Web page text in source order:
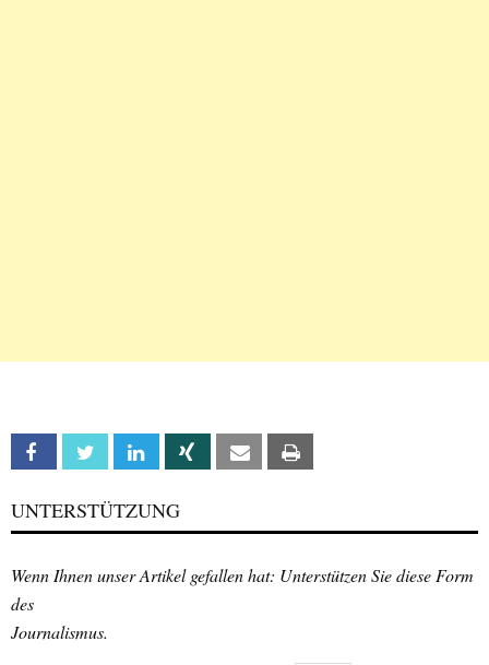
Facebook Twitter Linkedin Xing Email
UNTERSTÜTZUNG
Wenn Ihnen unser Artikel gefallen hat: Unterstützen Sie diese Form
des
Journalismus.